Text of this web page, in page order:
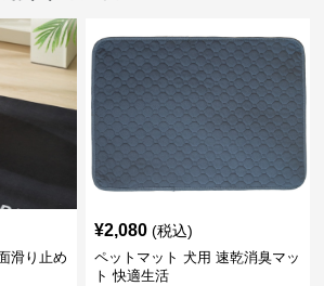
滑り止め
¥2,080 (税込)
ペットマット 犬用 速乾消臭マッ
ト 快適生活